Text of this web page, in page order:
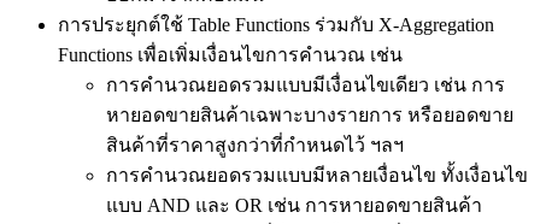
การประยุกต์ใช้ Table Functions ร่วมกับ X-Aggregation
Functions เพื่อเพิ่มเงื่อนไขการคำนวณ เช่น
การคำนวณยอดรวมแบบมีเงื่อนไขเดียว เช่น การ
หายอดขายสินค้าเฉพาะบางรายการ หรือยอดขาย
สินค้าที่ราคาสูงกว่าที่กำหนดไว้ ฯลฯ
การคำนวณยอดรวมแบบมีหลายเงื่อนไข ทั้งเงื่อนไข
แบบ AND และ OR เช่น การหายอดขายสินค้า